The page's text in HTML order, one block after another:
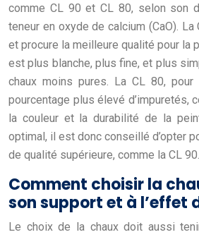
comme CL 90 et CL 80, selon son
teneur en oxyde de calcium (CaO).
et procure la meilleure qualité pour la
est plus blanche, plus fine, et plus
chaux moins pures. La CL 80, pour
pourcentage plus élevé d’impuretés,
la couleur et la durabilité de la
optimal, il est donc conseillé d’opter
de qualité supérieure, comme la CL 90.
Comment choisir la
son support et à l’effet
Le choix de la chaux doit aussi